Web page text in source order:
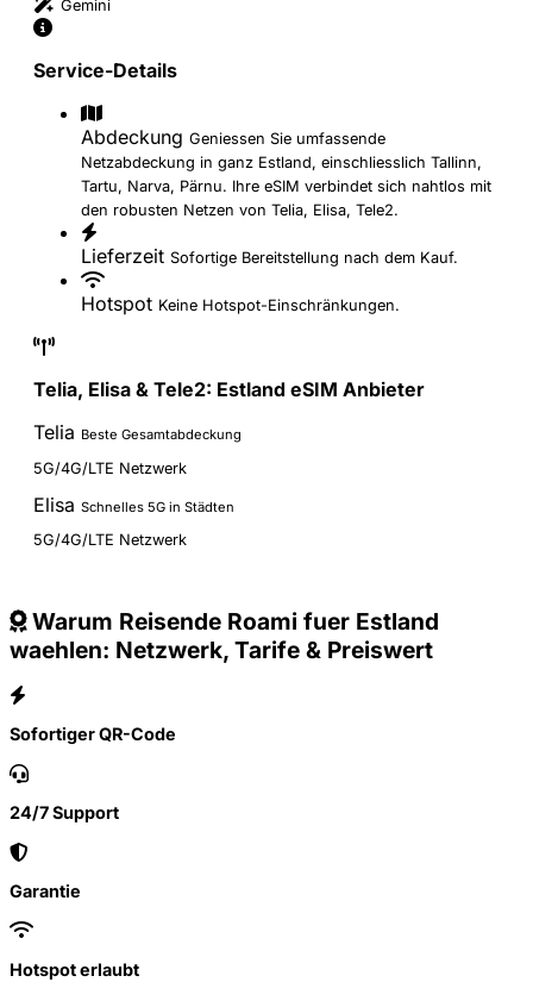
Gemini
Service-Details
Abdeckung Geniessen Sie umfassende
Netzabdeckung in ganz Estland, einschliesslich Tallinn,
Tartu, Narva, Pärnu. Ihre eSIM verbindet sich nahtlos mit
den robusten Netzen von Telia, Elisa, Tele2.
Lieferzeit Sofortige Bereitstellung nach dem Kauf.
Hotspot Keine Hotspot-Einschränkungen.
Telia, Elisa & Tele2: Estland eSIM Anbieter
Telia Beste Gesamtabdeckung
5G/4G/LTE Netzwerk
Elisa Schnelles 5G in Städten
5G/4G/LTE Netzwerk
Warum Reisende Roami fuer Estland
waehlen: Netzwerk, Tarife & Preiswert
Sofortiger QR-Code
24/7 Support
Garantie
Hotspot erlaubt